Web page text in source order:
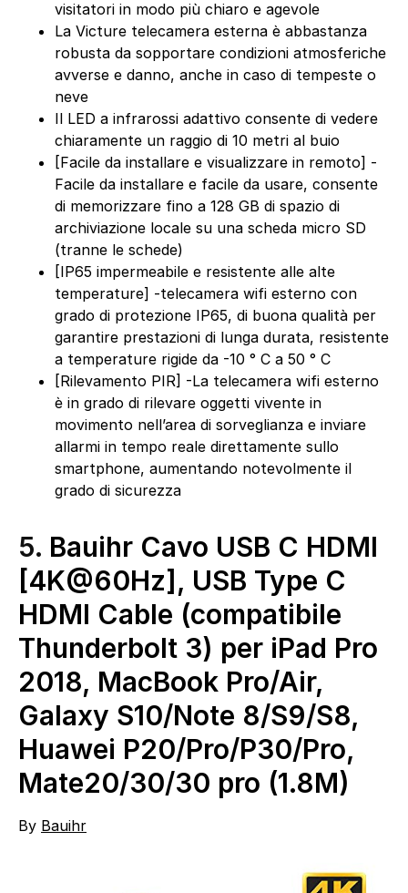
visitatori in modo più chiaro e agevole
La Victure telecamera esterna è abbastanza
robusta da sopportare condizioni atmosferiche
avverse e danno, anche in caso di tempeste o
neve
Il LED a infrarossi adattivo consente di vedere
chiaramente un raggio di 10 metri al buio
[Facile da installare e visualizzare in remoto] -
Facile da installare e facile da usare, consente
di memorizzare fino a 128 GB di spazio di
archiviazione locale su una scheda micro SD
(tranne le schede)
[IP65 impermeabile e resistente alle alte
temperature] -telecamera wifi esterno con
grado di protezione IP65, di buona qualità per
garantire prestazioni di lunga durata, resistente
a temperature rigide da -10 ° C a 50 ° C
[Rilevamento PIR] -La telecamera wifi esterno
è in grado di rilevare oggetti vivente in
movimento nell’area di sorveglianza e inviare
allarmi in tempo reale direttamente sullo
smartphone, aumentando notevolmente il
grado di sicurezza
5. Bauihr Cavo USB C HDMI
[4K@60Hz], USB Type C
HDMI Cable (compatibile
Thunderbolt 3) per iPad Pro
2018, MacBook Pro/Air,
Galaxy S10/Note 8/S9/S8,
Huawei P20/Pro/P30/Pro,
Mate20/30/30 pro (1.8M)
By Bauihr